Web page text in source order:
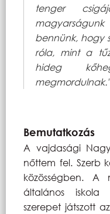
tenger
bennünk, hogy
róla, mint a
hideg
megmordulnak."
Bemutatkozás
A vajdasági
nőttem fel. Szerb
közösségben.
általános iskola
szerepet játszott